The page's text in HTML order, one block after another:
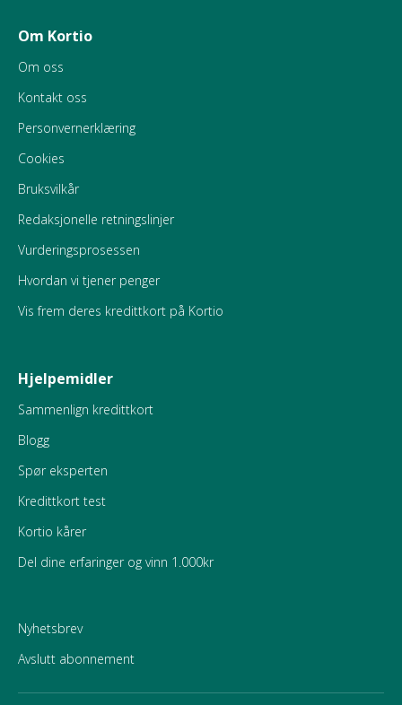
Om Kortio
Om oss
Kontakt oss
Personvernerklæring
Cookies
Bruksvilkår
Redaksjonelle retningslinjer
Vurderingsprosessen
Hvordan vi tjener penger
Vis frem deres kredittkort på Kortio
Hjelpemidler
Sammenlign kredittkort
Blogg
Spør eksperten
Kredittkort test
Kortio kårer
Del dine erfaringer og vinn 1.000kr
Nyhetsbrev
Avslutt abonnement